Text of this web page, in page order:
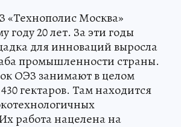
Москва»
году 20 лет. За эти годы
для инноваций выросла
промышленности страны.
ОЭЗ занимают в целом
гектаров. Там находится
работа нацелена на